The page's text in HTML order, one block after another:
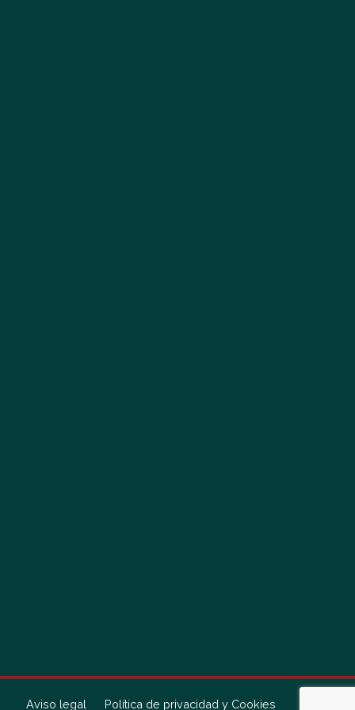
Aviso legal Política de privacidad y Cookies